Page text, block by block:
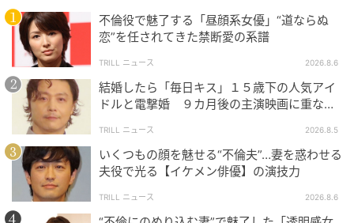
ているのは、祝福されるような輝かしい恋ではない。
生活の軋みや、明日への不安、そして「愛している」
という言葉を口にするたびに募る、やり場のない空虚
さである。
「きしむベッドの上」という、当時としてはあまりに
具体的で身体性を伴うフレーズ。それは単なる性的な
描写ではなく、他者と交わることでしか自分を確認で
きない人間の、哀しいまでの本能を象徴していた。
麗な言葉で塗り固められたラブソングが溢れる中で、
彼は汚れたままの、でもこの上なく清らかな愛の正体
不倫役で魅了する「昼顔系女優」“道ならぬ
恋”を任されてきた禁断愛の系譜
TRILL ニュース 2026.8.6
結婚したら「毎日キス」１５歳下の人気アイ
ドルと電撃婚 ９カ月後の主演映画に重なっ
TRILL ニュース 2026.8.5
いくつもの顔を魅せる“不倫夫”…妻を惑わせる
夫役で光る【イケメン俳優】の演技力
TRILL ニュース 2026.8.6